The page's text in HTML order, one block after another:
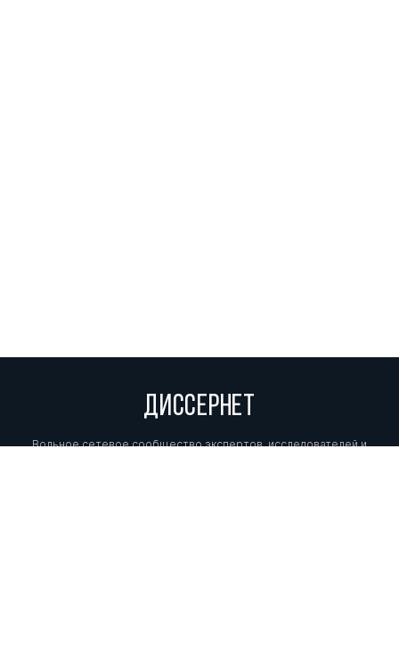
ДИССЕРНЕТ
Вольное сетевое сообщество экспертов, исследователей и